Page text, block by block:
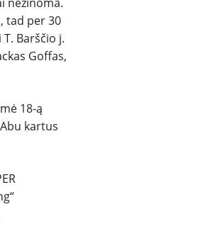
tad per 30
Barščio j.
Goffas,
18-ą
kartus